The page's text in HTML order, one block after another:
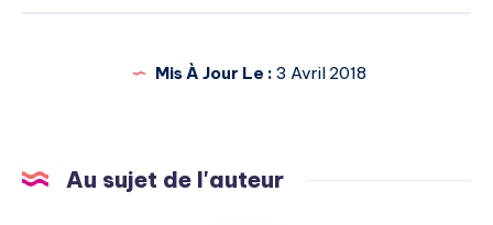
Mis À Jour Le : 3 Avril 2018
Au sujet de l'auteur